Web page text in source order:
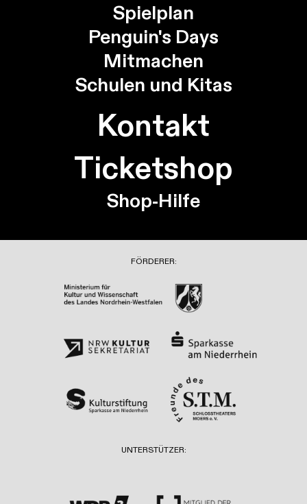
Spielplan
Penguin's Days
Mitmachen
Schulen und Kitas
Kontakt
Ticketshop
Shop-Hilfe
FÖRDERER:
UNTERSTÜTZER: